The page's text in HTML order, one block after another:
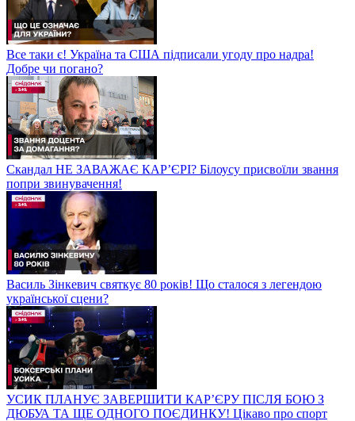
Все таки є! Україна та США підписали угоду про надра!
Добре чи погано?
Скандал НЕ ЗАВАЖАЄ КАР’ЄРІ? Білоусу присвоїли звання
попри звинувачення!
Василь Зінкевич святкує 80 років! Що сталося з легендою
української сцени?
УСИК ПЛАНУЄ ЗАВЕРШИТИ КАР’ЄРУ ПІСЛЯ БОЮ З
ДЮБУА ТА ЩЕ ОДНОГО ПОЄДИНКУ! Цікаво про спорт